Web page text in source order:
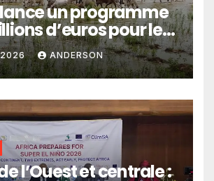
lance un programme
d’euros pour le
2026 ANDERSON
l’Ouest et centrale :